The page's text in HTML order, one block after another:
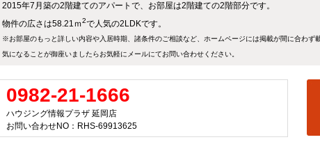
2015年7月築の2階建てのアパートで、お部屋は2階建ての2階部分です。
物件の広さは58.21ｍ2で人気の2LDKです。
※お部屋のもっと詳しい内容や入居時期、諸条件のご相談など、ホームページには掲載が間に合わず
気になることが御座いましたらお気軽にメールにてお問い合わせください。
0982-21-1666
ハウジング情報プラザ 延岡店
お問い合わせNO：RHS-69913625